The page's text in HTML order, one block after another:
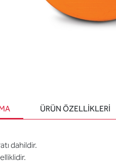
ÜRÜN ÖZELLIKLERI
dahildir.